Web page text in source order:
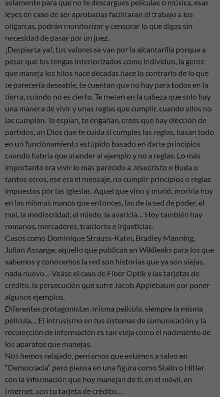
solamente para que no te descargues películas o música, esas
leyes en caso de ser aprobadas facilitaran el trabajo a los
oligarcas, podrán monitorizar y censurar lo que digas sin
necesidad de pasar por un juez.
¡Despierta ya!, tus valores se van por la alcantarilla porque a
pesar que los tengas interiorizados como individuo, la gente
que maneja los hilos hace décadas hace lo contrario de lo que
te parecería deseable, te cuentan que no hay para todos en la
tierra, cuando no es cierto. Te meten en la cabeza que solo hay
una manera de vivir y unas reglas que cumplir, cuando ellos no
las cumplen. Te espían, te engañan, crees que hay elección de
partidos, un Dios que te cuida si cumples las reglas, basan todo
en un funcionamiento estúpido basado en darte principios
cuando habría que atender al ejemplo y no a reglas. Lo más
importante era vivir lo más parecido a Jesucristo o Buda o
tantos otros, ese era el mensaje, no cumplir principios o reglas
impuestos por las Iglesias. Aquel que vino y murió, moriría hoy
en las mismas manos que entonces, las de la sed de poder, el
mal, la mediocridad, el miedo, la avaricia… Hoy también hay
romanos, mercaderes, traidores e injusticias.
Casos como Dominique Strauss-Kahn, Bradley Manning,
Julian Assange, aquello que publican en Wikileaks para los que
sabemos y conocemos la red son historias que ya son viejas,
nada nuevo… Veáse el caso de Fiber Optik y las tarjetas de
crédito, la persecución que sufre Jacob Applebaum por poner
algunos ejemplos.
Diferentes protagonistas, misma película, siempre la misma
película… El intrusismo en tus sistemas de comunicación y la
recolección de información es tan vieja como el nacimiento de
los aparatos que manejas.
Nos hemos relajado, pensamos que estamos a salvo en
“Democracia” pero piensa en una figura como Stalin o Hitler
con la información que hoy manejan de ti, en el móvil, en
Internet, con tu tarjeta de crédito…